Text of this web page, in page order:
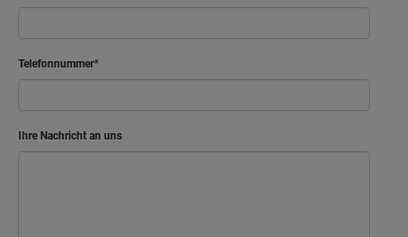
Telefonnummer
Ihre Nachricht an uns